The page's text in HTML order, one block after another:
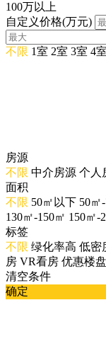
100万以上
自定义价格(万元)
不限 1室 2室 3室 4室
房源
不限 中介房源 个人
面积
不限 50㎡以下 50㎡
130㎡-150㎡ 150㎡-
标签
不限 绿化率高 低密
房 VR看房 优惠楼盘
清空条件
确定